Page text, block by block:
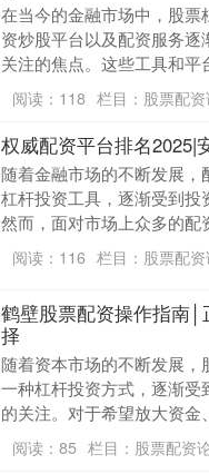
在当今的金融市场中，股票
资炒股平台以及配资服务逐
关注的焦点。这些工具和平
供了放大资金、提升收益的
时也伴随着一定的....
阅读： 118 栏目： 股票配
权威配资平台排名2025|
随着金融市场的不断发展，
杠杆投资工具，逐渐受到投
然而，面对市场上众多的配
选择一家安全合规、值得信
为投资者最关心的....
阅读： 116 栏目： 股票配
鹤壁股票配资操作指南│
择
随着资本市场的不断发展，
一种杠杆投资方式，逐渐受
的关注。对于希望放大资金
股民而言，了解如何规范操
平台至关重要。本....
阅读： 85 栏目： 股票配资